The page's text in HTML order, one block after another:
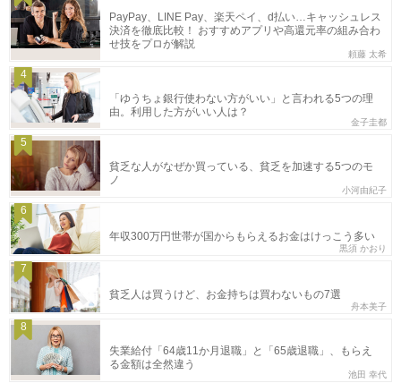
PayPay、LINE Pay、楽天ペイ、d払い…キャッシュレス
決済を徹底比較！ おすすめアプリや高還元率の組み合わ
せ技をプロが解説
頼藤 太希
4
「ゆうちょ銀行使わない方がいい」と言われる5つの理
由。利用した方がいい人は？
金子圭都
5
貧乏な人がなぜか買っている、貧乏を加速する5つのモ
ノ
小河由紀子
6
年収300万円世帯が国からもらえるお金はけっこう多い
黒須 かおり
7
貧乏人は買うけど、お金持ちは買わないもの7選
舟本美子
8
失業給付「64歳11か月退職」と「65歳退職」、もらえ
る金額は全然違う
池田 幸代